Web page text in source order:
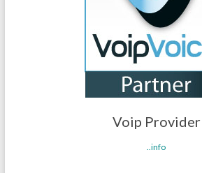
Voip Provider
..info